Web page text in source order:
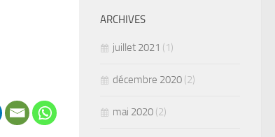
ARCHIVES
juillet 2021 (1)
décembre 2020 (2)
mai 2020 (2)